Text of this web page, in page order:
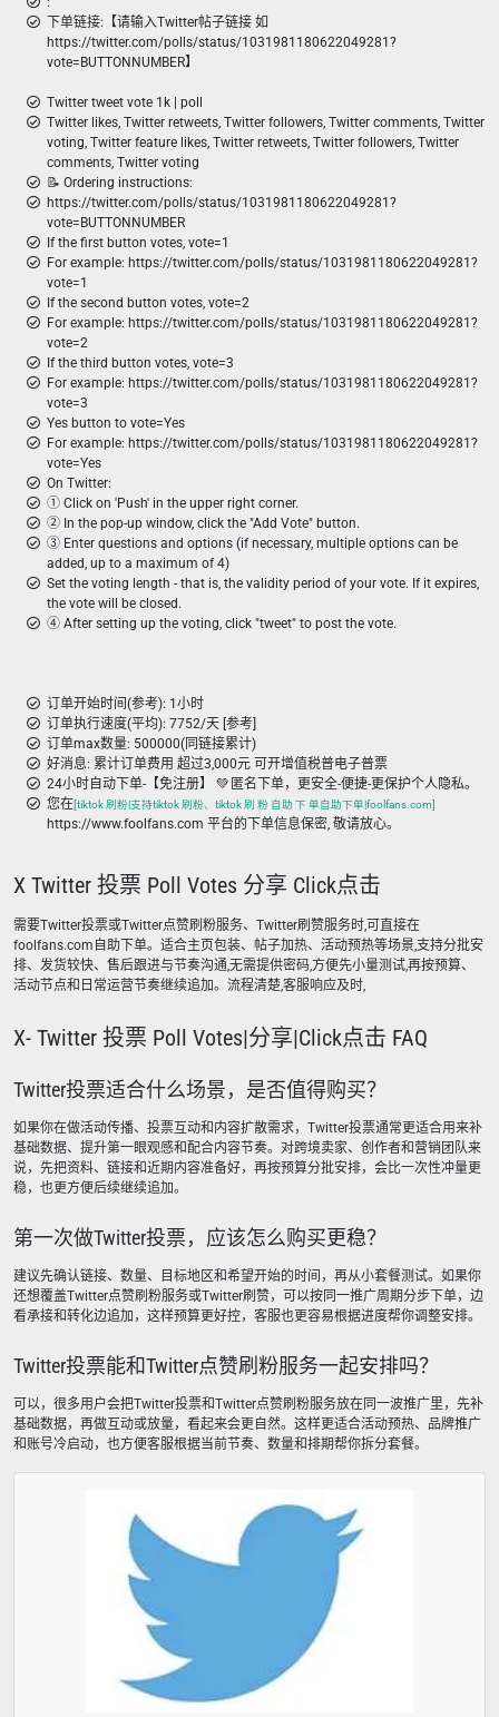
下单链接:【请输入Twitter帖子链接 如
https://twitter.com/polls/status/1031981180622049281?
vote=BUTTONNUMBER】
Twitter tweet vote 1k | poll
Twitter likes, Twitter retweets, Twitter followers, Twitter comments, Twitter
voting, Twitter feature likes, Twitter retweets, Twitter followers, Twitter
comments, Twitter voting
📝 Ordering instructions:
https://twitter.com/polls/status/1031981180622049281?
vote=BUTTONNUMBER
If the first button votes, vote=1
For example: https://twitter.com/polls/status/1031981180622049281?
vote=1
If the second button votes, vote=2
For example: https://twitter.com/polls/status/1031981180622049281?
vote=2
If the third button votes, vote=3
For example: https://twitter.com/polls/status/1031981180622049281?
vote=3
Yes button to vote=Yes
For example: https://twitter.com/polls/status/1031981180622049281?
vote=Yes
On Twitter:
① Click on 'Push' in the upper right corner.
② In the pop-up window, click the "Add Vote" button.
③ Enter questions and options (if necessary, multiple options can be
added, up to a maximum of 4)
Set the voting length - that is, the validity period of your vote. If it expires,
the vote will be closed.
④ After setting up the voting, click "tweet" to post the vote.
订单开始时间(参考): 1小时
订单执行速度(平均): 7752/天 [参考]
订单max数量: 500000(同链接累计)
好消息: 累计订单费用 超过3,000元 可开增值税普电子普票
24小时自动下单-【免注册】 💚 匿名下单，更安全-便捷-更保护个人隐私。
您在[tiktok 刷粉|支持tiktok 刷粉、tiktok 刷 粉 自助 下 单自助下单|foolfans.com]
https://www.foolfans.com 平台的下单信息保密, 敬请放心。
X Twitter 投票 Poll Votes 分享 Click点击
需要Twitter投票或Twitter点赞刷粉服务、Twitter刷赞服务时,可直接在
foolfans.com自助下单。适合主页包装、帖子加热、活动预热等场景,支持分批安
排、发货较快、售后跟进与节奏沟通,无需提供密码,方便先小量测试,再按预算、
活动节点和日常运营节奏继续追加。流程清楚,客服响应及时,
X- Twitter 投票 Poll Votes|分享|Click点击 FAQ
Twitter投票适合什么场景，是否值得购买？
如果你在做活动传播、投票互动和内容扩散需求，Twitter投票通常更适合用来补
基础数据、提升第一眼观感和配合内容节奏。对跨境卖家、创作者和营销团队来
说，先把资料、链接和近期内容准备好，再按预算分批安排，会比一次性冲量更
稳，也更方便后续继续追加。
第一次做Twitter投票，应该怎么购买更稳？
建议先确认链接、数量、目标地区和希望开始的时间，再从小套餐测试。如果你
还想覆盖Twitter点赞刷粉服务或Twitter刷赞，可以按同一推广周期分步下单，边
看承接和转化边追加，这样预算更好控，客服也更容易根据进度帮你调整安排。
Twitter投票能和Twitter点赞刷粉服务一起安排吗？
可以，很多用户会把Twitter投票和Twitter点赞刷粉服务放在同一波推广里，先补
基础数据，再做互动或放量，看起来会更自然。这样更适合活动预热、品牌推广
和账号冷启动，也方便客服根据当前节奏、数量和排期帮你拆分套餐。